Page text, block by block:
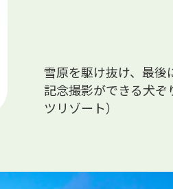
雪原を駆け抜け、最後
記念撮影ができる犬ぞ
ツリゾート）